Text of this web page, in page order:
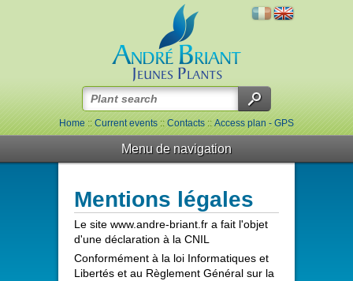
Home::Current events::Contacts::Access plan - GPS
Menu de navigation
Mentions légales
Le site www.andre-briant.fr a fait l'objet
d'une déclaration à la CNIL
Conformément à la loi Informatiques et
Libertés et au Règlement Général sur la